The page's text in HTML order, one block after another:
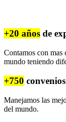
+20 años de
Contamos con mas
mundo teniendo
+750
Manejamos las
del mundo.